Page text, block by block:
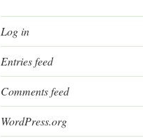
Log in
Entries feed
Comments feed
WordPress.org